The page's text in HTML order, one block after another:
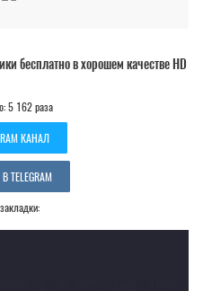
бесплатно в хорошем качестве HD
5 162 раза
КАНАЛ
TELEGRAM